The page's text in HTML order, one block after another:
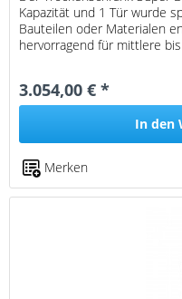
Kapazität und 1 Tür wurde
Bauteilen oder Materialen
hervorragend für mittlere
3.054,00 € *
In den
Merken